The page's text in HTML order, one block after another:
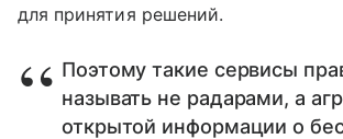
для принятия решений.
Поэтому такие сервисы
называть не радарами, а
открытой информации о